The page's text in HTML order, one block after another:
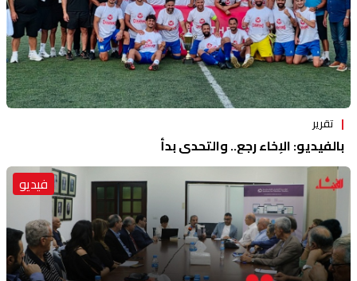
تقرير
بالفيديو: الإخاء رجع.. والتحدي بدأ
فيديو